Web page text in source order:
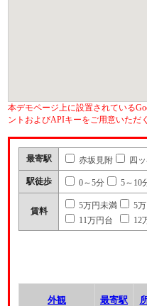
本デモページ上に設置されている
ントおよびAPIキーをご用意いただ
最寄駅 赤坂見附 四
駅徒歩 0～5分 5～10
賃料
5万円未満
5
11万円台
12
外観 最寄駅